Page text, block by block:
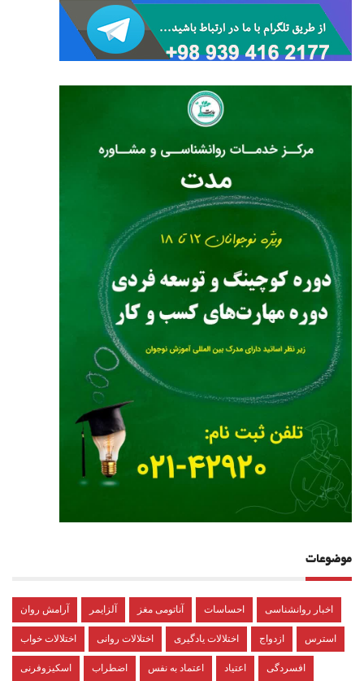
موضوعات
آرامش روان آلزایمر آناتومی مغز احساسات اخبار روانشناسی
اختلالات خواب اختلالات روانی اختلالات یادگیری ازدواج استرس
اسکیزوفرنی اضطراب اعتماد به نفس اعتیاد افسردگی